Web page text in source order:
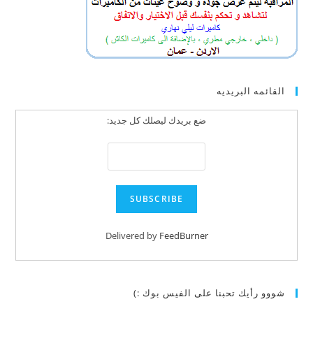
القائمه البريديه
ضع بريدك ليصلك كل جديد:
Delivered by FeedBurner
شووو رأيك تحبنا على الفيس بوك :)